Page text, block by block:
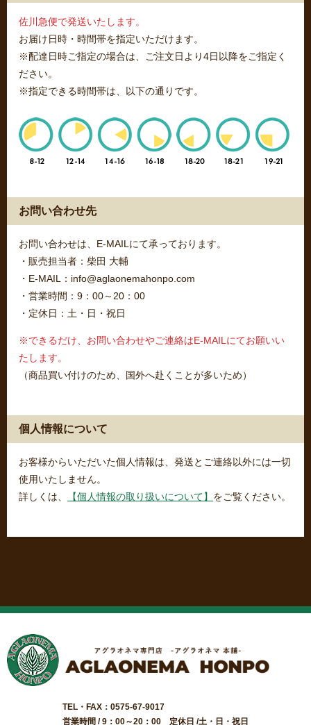
佐川急便で発送いたします。
お届け日時・時間帯を指定いただけます。
※配達日時ご指定の場合は、ご注文日より4日以降をご指定く
ださい。
※指定できる時間帯は、以下の通りです。
お問い合わせ先
お問い合わせは、E-MAILにて承っております。
・販売担当者：柴田 大輔
・E-MAIL：info@aglaonemahonpo.com
・営業時間：9：00～20：00
・定休日：土・日・祝日
※できるだけ、お問い合わせやご連絡はE-MAILにてお願いい
たします。
（商品買い付けのため、国外へ赴くことが多いため）
個人情報について
お客様からいただいた個人情報は、発送とご連絡以外には一切
使用いたしません。
詳しくは、
【個人情報の取り扱いについて】 をご覧ください。
TEL・FAX：0575-67-9017
営業時間 / 9：00～20：00 定休日 /土・日・祝日